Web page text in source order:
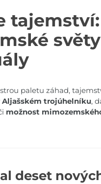
paletu záhad,
Aljašském trojúhelníku,
možnost
deset